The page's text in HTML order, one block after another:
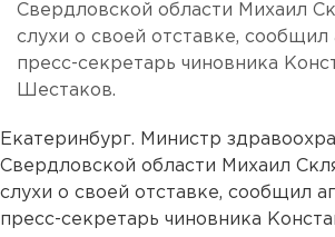
Свердловской области Михаил
слухи о своей отставке, сообщил
пресс-секретарь чиновника
Шестаков.
Екатеринбург. Министр
Свердловской области Михаил
слухи о своей отставке, сообщил
пресс-секретарь чиновника